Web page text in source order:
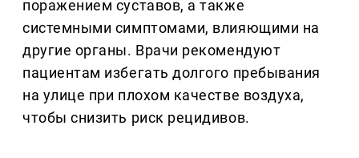
поражением суставов, а также
системными симптомами, влияющими на
другие органы. Врачи рекомендуют
пациентам избегать долгого пребывания
на улице при плохом качестве воздуха,
чтобы снизить риск рецидивов.